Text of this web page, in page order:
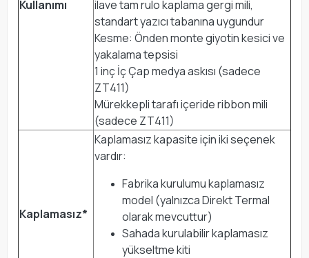
Kullanımı
ilave tam rulo kaplama gergi mili,
standart yazıcı tabanına uygundur
Kesme: Önden monte giyotin kesici ve
yakalama tepsisi
1 inç İç Çap medya askısı (sadece
ZT411)
Mürekkepli tarafı içeride ribbon mili
(sadece ZT411)
Kaplamasız*
Kaplamasız kapasite için iki seçenek
vardır:
Fabrika kurulumu kaplamasız
model (yalnızca Direkt Termal
olarak mevcuttur)
Sahada kurulabilir kaplamasız
yükseltme kiti